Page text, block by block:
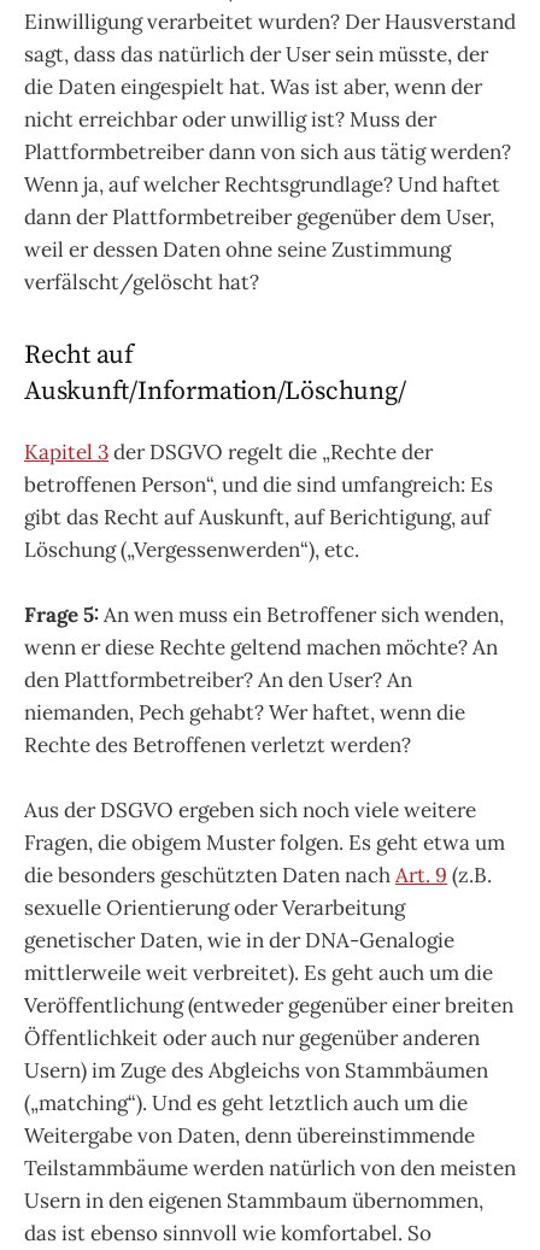
Einwilligung verarbeitet wurden? Der Hausverstand
sagt, dass das natürlich der User sein müsste, der
die Daten eingespielt hat. Was ist aber, wenn der
nicht erreichbar oder unwillig ist? Muss der
Plattformbetreiber dann von sich aus tätig werden?
Wenn ja, auf welcher Rechtsgrundlage? Und haftet
dann der Plattformbetreiber gegenüber dem User,
weil er dessen Daten ohne seine Zustimmung
verfälscht/gelöscht hat?
Recht auf
Auskunft/Information/Löschung/
Kapitel 3der DSGVO regelt die „Rechte der
betroffenen Person“, und die sind umfangreich: Es
gibt das Recht auf Auskunft, auf Berichtigung, auf
Löschung („Vergessenwerden“), etc.
Frage 5:An wen muss ein Betroffener sich wenden,
wenn er diese Rechte geltend machen möchte? An
den Plattformbetreiber? An den User? An
niemanden, Pech gehabt? Wer haftet, wenn die
Rechte des Betroffenen verletzt werden?
Aus der DSGVO ergeben sich noch viele weitere
Fragen, die obigem Muster folgen. Es geht etwa um
die besonders geschützten Daten nachArt. 9 (z.B.
sexuelle Orientierung oder Verarbeitung
genetischer Daten, wie in der DNA-Genalogie
mittlerweile weit verbreitet). Es geht auch um die
Veröffentlichung (entweder gegenüber einer breiten
Öffentlichkeit oder auch nur gegenüber anderen
Usern) im Zuge des Abgleichs von Stammbäumen
(„matching“). Und es geht letztlich auch um die
Weitergabe von Daten, denn übereinstimmende
Teilstammbäume werden natürlich von den meisten
Usern in den eigenen Stammbaum übernommen,
das ist ebenso sinnvoll wie komfortabel. So